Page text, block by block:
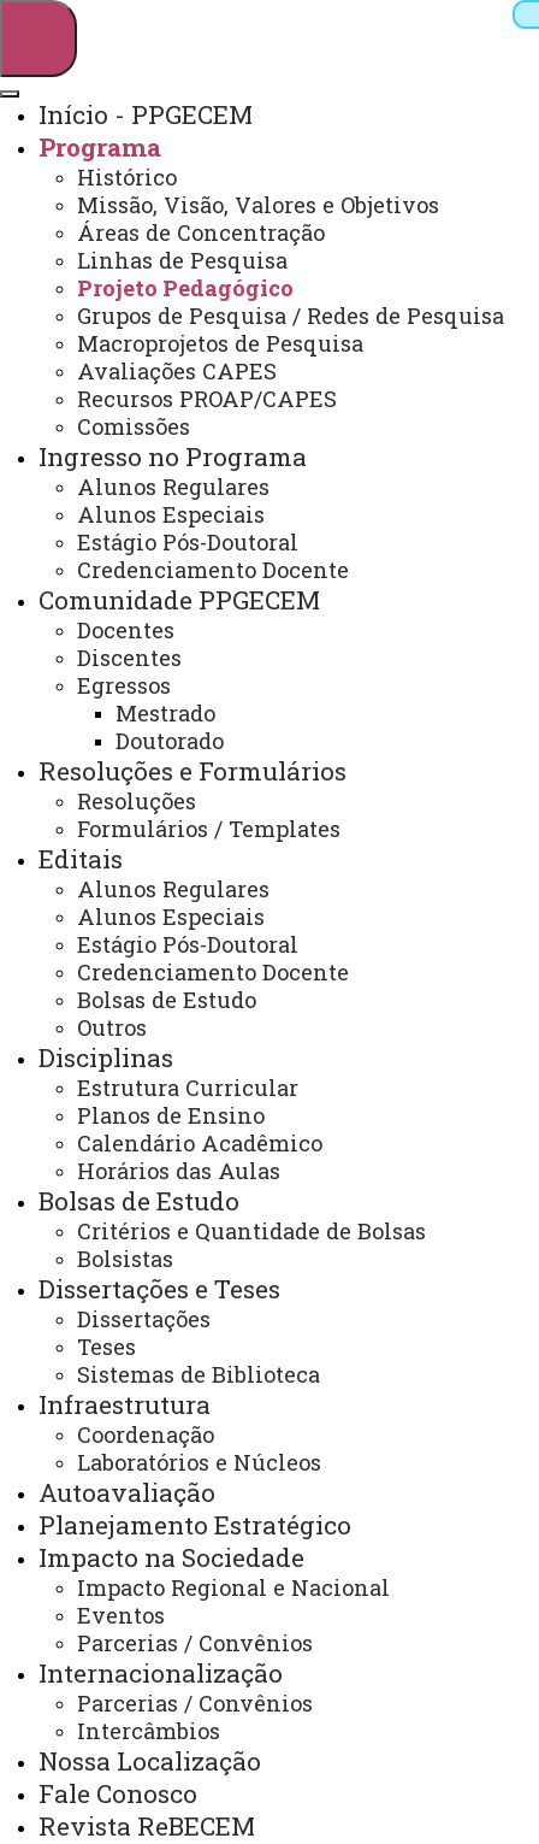
Webmail Sistemas
Arquivo Virtual
Campus
Início - PPGECEM
Programa
Histórico
Missão, Visão, Valores e Objetivos
Áreas de Concentração
Linhas de Pesquisa
Projeto Pedagógico
Grupos de Pesquisa / Redes de Pesquisa
Macroprojetos de Pesquisa
Avaliações CAPES
Recursos PROAP/CAPES
Comissões
Ingresso no Programa
Alunos Regulares
Alunos Especiais
Estágio Pós-Doutoral
Credenciamento Docente
Comunidade PPGECEM
Docentes
Discentes
Egressos
Mestrado
Doutorado
Resoluções e Formulários
Resoluções
Formulários / Templates
Editais
Alunos Regulares
Alunos Especiais
Estágio Pós-Doutoral
Credenciamento Docente
Bolsas de Estudo
Outros
Disciplinas
Estrutura Curricular
Planos de Ensino
Calendário Acadêmico
Horários das Aulas
Bolsas de Estudo
Critérios e Quantidade de Bolsas
Bolsistas
Dissertações e Teses
Dissertações
Teses
Sistemas de Biblioteca
Infraestrutura
Coordenação
Laboratórios e Núcleos
Autoavaliação
Planejamento Estratégico
Impacto na Sociedade
Impacto Regional e Nacional
Eventos
Parcerias / Convênios
Internacionalização
Parcerias / Convênios
Intercâmbios
Nossa Localização
Fale Conosco
Revista ReBECEM
Educação em Ciências e Educação Matemática
Projeto Pedagógico
Resolução nº 006/2017 - CEPE
pedagógico do Programa de Pós-Graduação em
Educação em Ciências e Educação Matemática -
mestrado e doutorado - Mais informações e alterações
na aba Resoluções.
ATUALIZAÇÃO MAIS RECENTE: 26 DE MARÇO DE
2025
ACESSOS: 973
/
(45) 3220–7284
Redes sociais:
Instagram do Programa
Facebook do Programa
Youtube do Programa
E-mails:
cascavel.ppgecem@unioeste.br
ppgecem.unioeste@gmail.com
Você está aqui:
PPGECEM - Pós Graduação em Educação em
Ciências e Educação Matemática
Programa
Projeto Pedagógico
ACESSE
Acesso Restrito (Editores do Portal)
Arquivo Virtual
Bibliotecas
Identidade Visual
Mapa do Site